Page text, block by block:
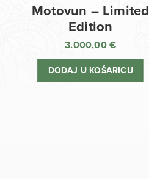
Motovun – Limited
Edition
3.000,00 €
DODAJ U KOŠARICU